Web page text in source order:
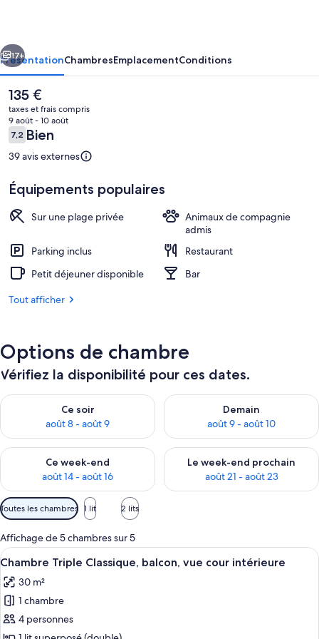
Piscine
Suivant
17+
PrésentationChambresEmplacementConditions
Le
prix
actuel
est
de
135 €.
135 €
taxes et frais compris
9 août - 10 août
Avis
voyageurs
7,27,2 sur 10
Bien
39 avis externes
Équipements populaires
Sur une plage privée
Animaux de compagnie
admis
Parking inclus
Restaurant
Petit déjeuner disponible
Bar
Tout afficher
Options de chambre
Vérifiez la disponibilité pour ces dates.
Ce soir
août 8 - août 9
Vérifier la disponibilité pour ce soir août 8 - août 9
Demain
août 9 - août 10
Vérifier la disponibilité pour
Ce week-end
août 14 - août 16
Vérifier la disponibilité pour ce week-end août 14 - août 16
Le week-end prochain
août 21 - août 23
Vérifier la disponibilité pour
Filtres
disponibles
pour
les
chambres
Toutes les chambres 1 lit 2 lits
Affichage de 5 chambres sur 5
Afficher
toutes
les
photos
pour
Une chambre d’hôtel avec deux lits,
3
Chambre Triple Classique, balcon, vue cour intérieure
30 m²
1 chambre
4 personnes